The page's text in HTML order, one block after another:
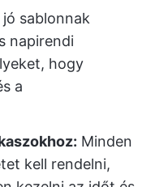
jó sablonnak
napirendi
hogy
a
Minden
kell rendelni,